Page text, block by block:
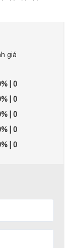
giá
| 0
| 0
| 0
| 0
| 0